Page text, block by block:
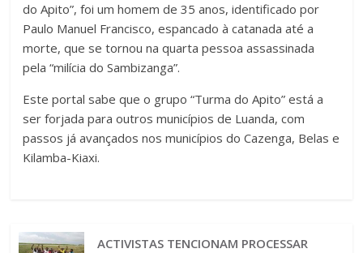
do Apito”, foi um homem de 35 anos, identificado por
Paulo Manuel Francisco, espancado à catanada até a
morte, que se tornou na quarta pessoa assassinada
pela “milícia do Sambizanga”.
Este portal sabe que o grupo “Turma do Apito” está a
ser forjada para outros municípios de Luanda, com
passos já avançados nos municípios do Cazenga, Belas e
Kilamba-Kiaxi.
ACTIVISTAS TENCIONAM PROCESSAR